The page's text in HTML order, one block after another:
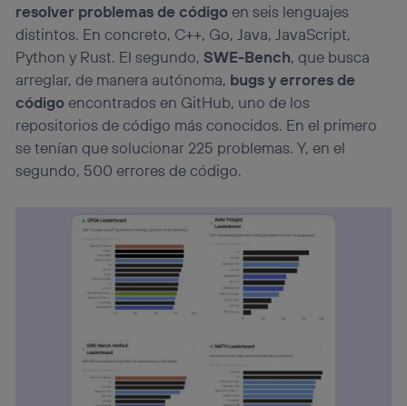
resolver problemas de códigoen seis lenguajes
distintos. En concreto, C++, Go, Java, JavaScript,
Python y Rust. El segundo,SWE-Bench, que busca
arreglar, de manera autónoma, bugs y errores de
códigoencontrados en GitHub, uno de los
repositorios de código más conocidos. En el primero
se tenían que solucionar 225 problemas. Y, en el
segundo, 500 errores de código.